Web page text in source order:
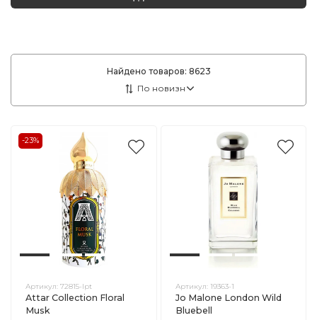
Найдено товаров: 8623
-23%
Артикул: 72815-lpt
Attar Collection Floral
Musk
Артикул: 19363-1
Jo Malone London Wild
Bluebell